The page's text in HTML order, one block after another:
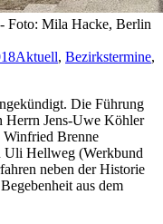
Foto: Mila Hacke, Berlin
Aktuell, Bezirkstermine,
Die Führung
Herrn Jens-Uwe Köhler
Winfried Brenne
Uli Hellweg (Werkbund
neben der Historie
aus dem